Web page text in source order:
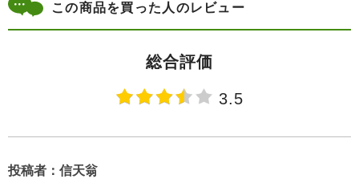
この商品を買った人のレビュー
総合評価
3.5
投稿者： 信天翁